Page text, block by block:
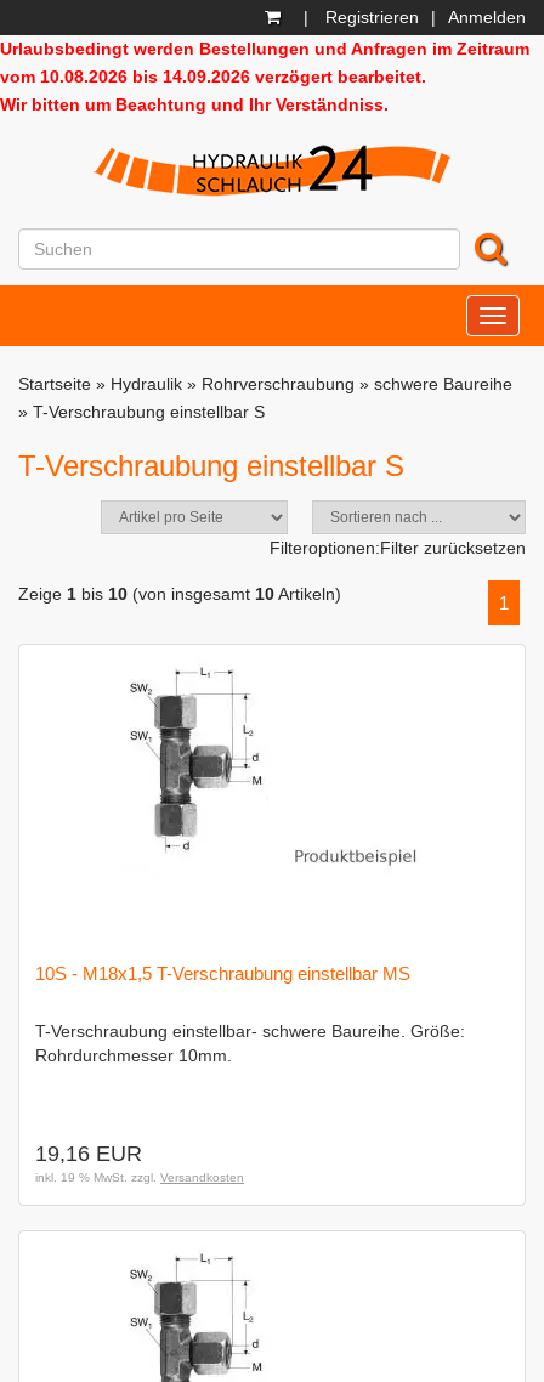
| Registrieren |
Anmelden
Urlaubsbedingt werden Bestellungen und Anfragen im Zeitraum
vom 10.08.2026 bis 14.09.2026 verzögert bearbeitet.
Wir bitten um Beachtung und Ihr Verständniss.
Startseite » Hydraulik » Rohrverschraubung » schwere Baureihe
» T-Verschraubung einstellbar S
T-Verschraubung einstellbar S
Filteroptionen:Filter zurücksetzen
Zeige 1 bis 10 (von insgesamt 10Artikeln) 1
10S - M18x1,5 T-Verschraubung einstellbar MS
T-Verschraubung einstellbar- schwere Baureihe. Größe:
Rohrdurchmesser 10mm.
19,16 EUR
inkl. 19 % MwSt. zzgl. Versandkosten